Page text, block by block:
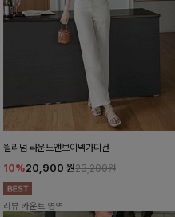
윌리덤 라운드앤브이넥가디건
10%20,900 원23,200원
리뷰 카운트 영역